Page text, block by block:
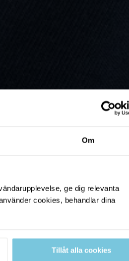
Om
ge dig relevanta
cookies, behandlar dina
Tillåt alla cookies